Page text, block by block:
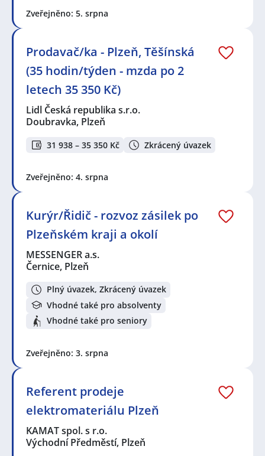
Zveřejněno: 5. srpna
Prodavač/ka - Plzeň, Těšínská
(35 hodin/týden - mzda po 2
letech 35 350 Kč)
Lidl Česká republika s.r.o.
Doubravka, Plzeň
31 938 – 35 350 Kč Zkrácený úvazek
Zveřejněno: 4. srpna
Kurýr/Řidič - rozvoz zásilek po
Plzeňském kraji a okolí
MESSENGER a.s.
Černice, Plzeň
Plný úvazek, Zkrácený úvazek
Vhodné také pro absolventy
Vhodné také pro seniory
Zveřejněno: 3. srpna
Referent prodeje
elektromateriálu Plzeň
KAMAT spol. s r.o.
Východní Předměstí, Plzeň